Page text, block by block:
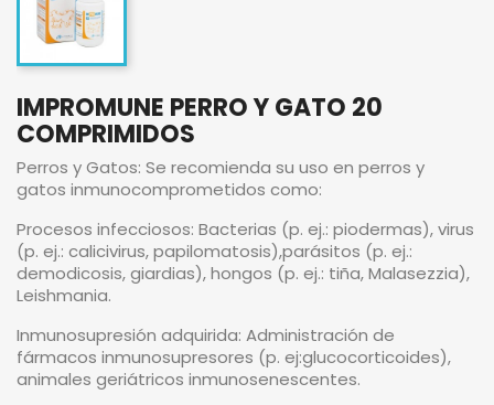
IMPROMUNE PERRO Y GATO 20
COMPRIMIDOS
Perros y Gatos: Se recomienda su uso en perros y
gatos inmunocomprometidos como:
Procesos infecciosos: Bacterias (p. ej.: piodermas), virus
(p. ej.: calicivirus, papilomatosis),parásitos (p. ej.:
demodicosis, giardias), hongos (p. ej.: tiña, Malasezzia),
Leishmania.
Inmunosupresión adquirida: Administración de
fármacos inmunosupresores (p. ej:glucocorticoides),
animales geriátricos inmunosenescentes.